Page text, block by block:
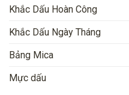
Khắc Dấu Hoàn Công
Khắc Dấu Ngày Tháng
Bảng Mica
Mực dấu